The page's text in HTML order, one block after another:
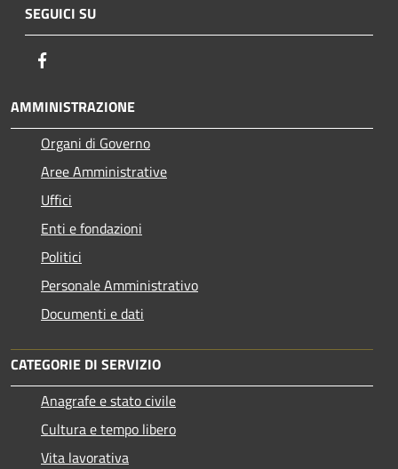
SEGUICI SU
AMMINISTRAZIONE
Organi di Governo
Aree Amministrative
Uffici
Enti e fondazioni
Politici
Personale Amministrativo
Documenti e dati
CATEGORIE DI SERVIZIO
Anagrafe e stato civile
Cultura e tempo libero
Vita lavorativa